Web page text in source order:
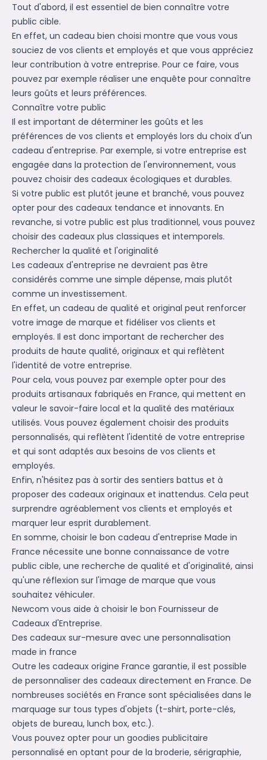
Tout d'abord, il est essentiel de bien connaître votre
public cible.
En effet, un cadeau bien choisi montre que vous vous
souciez de vos clients et employés et que vous appréciez
leur contribution à votre entreprise. Pour ce faire, vous
pouvez par exemple réaliser une enquête pour connaître
leurs goûts et leurs préférences.
Connaître votre public
Il est important de déterminer les goûts et les
préférences de vos clients et employés lors du choix d'un
cadeau d'entreprise. Par exemple, si votre entreprise est
engagée dans la protection de l'environnement, vous
pouvez choisir des cadeaux écologiques et durables.
Si votre public est plutôt jeune et branché, vous pouvez
opter pour des cadeaux tendance et innovants. En
revanche, si votre public est plus traditionnel, vous pouvez
choisir des cadeaux plus classiques et intemporels.
Rechercher la qualité et l'originalité
Les cadeaux d'entreprise ne devraient pas être
considérés comme une simple dépense, mais plutôt
comme un investissement.
En effet, un cadeau de qualité et original peut renforcer
votre image de marque et fidéliser vos clients et
employés. Il est donc important de rechercher des
produits de haute qualité, originaux et qui reflètent
l'identité de votre entreprise.
Pour cela, vous pouvez par exemple opter pour des
produits artisanaux fabriqués en France, qui mettent en
valeur le savoir-faire local et la qualité des matériaux
utilisés. Vous pouvez également choisir des produits
personnalisés, qui reflètent l'identité de votre entreprise
et qui sont adaptés aux besoins de vos clients et
employés.
Enfin, n'hésitez pas à sortir des sentiers battus et à
proposer des cadeaux originaux et inattendus. Cela peut
surprendre agréablement vos clients et employés et
marquer leur esprit durablement.
En somme, choisir le bon cadeau d'entreprise Made in
France nécessite une bonne connaissance de votre
public cible, une recherche de qualité et d'originalité, ainsi
qu'une réflexion sur l'image de marque que vous
souhaitez véhiculer.
Newcom vous aide à choisir le bon Fournisseur de
Cadeaux d'Entreprise.
Des cadeaux sur-mesure avec une personnalisation
made in france
Outre les cadeaux origine France garantie, il est possible
de personnaliser des cadeaux directement en France. De
nombreuses sociétés en France sont spécialisées dans le
marquage sur tous types d'objets (t-shirt, porte-clés,
objets de bureau, lunch box, etc.).
Vous pouvez opter pour un goodies publicitaire
personnalisé en optant pour de la broderie, sérigraphie,